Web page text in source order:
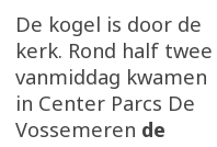
De kogel is door de
kerk. Rond half twee
vanmiddag kwamen
in Center Parcs De
Vossemeren de